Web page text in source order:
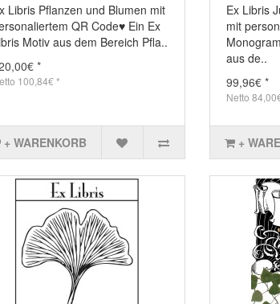
Libris Pflanzen und Blumen mit
QR Code♥ Ein Ex
Motiv aus dem Bereich Pfla..
*
100,84€ *
+ WARENKORB
Ex Libris
mit
aus de..
99,96€ *
Netto
+